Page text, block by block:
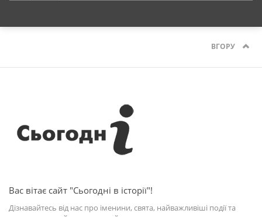
ВГОРУ
Вас вітає сайт "Сьогодні в історії"!
Дізнавайтесь від нас про іменини, свята, найважливіші події та